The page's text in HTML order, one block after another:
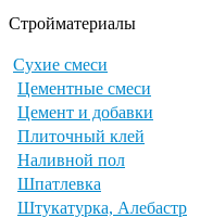
Стройматериалы
Сухие смеси
Цементные смеси
Цемент и добавки
Плиточный клей
Наливной пол
Шпатлевка
Штукатурка, Алебастр